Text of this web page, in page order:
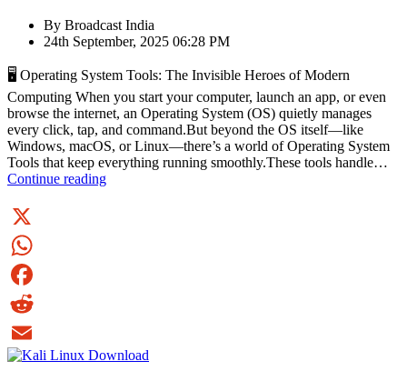
By Broadcast India
24th September, 2025 06:28 PM
🖥️ Operating System Tools: The Invisible Heroes of Modern
Computing When you start your computer, launch an app, or even
browse the internet, an Operating System (OS) quietly manages
every click, tap, and command.But beyond the OS itself—like
Windows, macOS, or Linux—there’s a world of Operating System
Tools that keep everything running smoothly.These tools handle…
Continue readingOperating
X
WhatsApp
Facebook
Reddit
Email